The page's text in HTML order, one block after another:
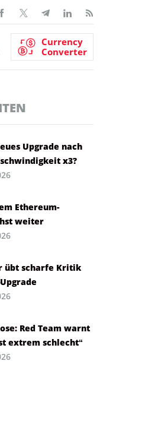
Currency
Converter
Upgrade nach
x3?
Ethereum-
weiter
übt scharfe Kritik
Red Team warnt
extrem schlecht“